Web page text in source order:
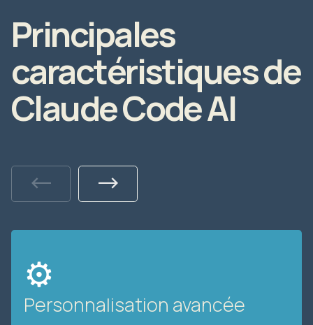
Principales
caractéristiques de
Claude Code AI
⚙️
Personnalisation avancée
Next